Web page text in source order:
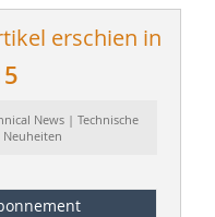
erschien in
News | Technische
Neuheiten